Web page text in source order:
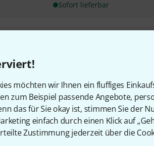
möchten wir Ihnen ein fluffiges
zum Beispiel passende Angebote,
das für Sie okay ist, stimmen Sie der
einfach durch einen Klick auf
Zustimmung jederzeit über die
Sofort lieferbar
Anwendungsbereiche
einzigartiges Design
Mikrofonkörben und
Gestaltung und
Design: Schwarz und